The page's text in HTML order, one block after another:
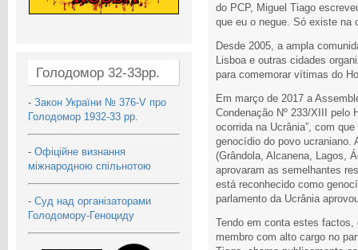
Голодомор 32-33рр.
- Закон України № 376-V про
Голодомор 1932-33 рр.
- Офіційне визнання
міжнародною спільнотою
- Суд над організаторами
Голодомору-Геноциду
do PCP, Miguel Tiago
que eu o negue. Só existe na
Desde 2005, a ampla
Lisboa e outras cidades
para comemorar vítimas do
Em março de 2017 a
Condenação Nº 233/XIII pelo
ocorrida na Ucrânia”, com
genocídio do povo ucraniano.
(Grândola, Alcanena, Lagos,
aprovaram as semelhantes
está reconhecido como
parlamento da Ucrânia
Tendo em conta estes factos,
membro com alto cargo no